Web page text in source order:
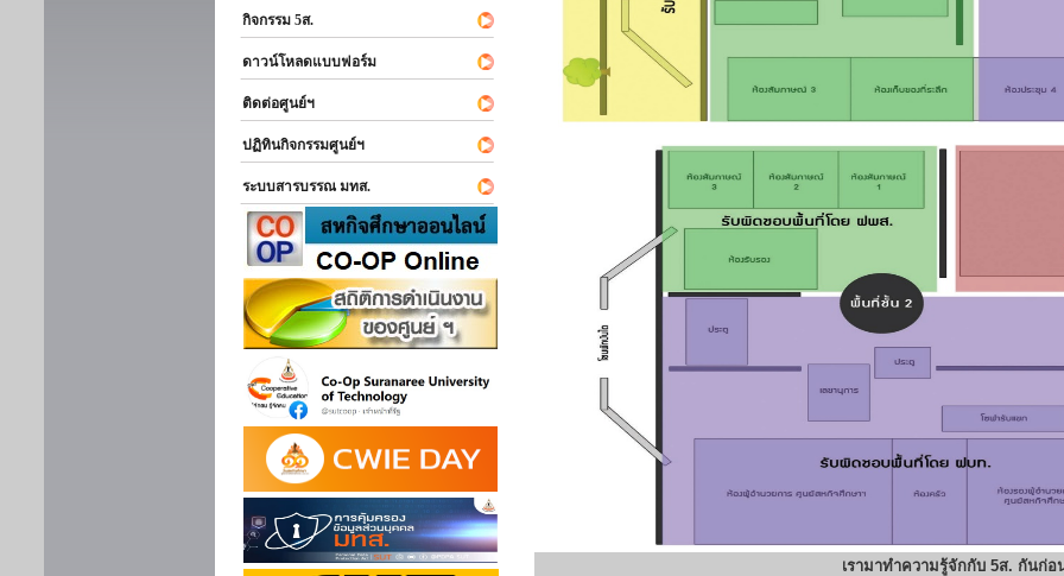
กิจกรรม 5ส.
ดาวน์โหลดแบบฟอร์ม
ติดต่อศูนย์ฯ
ปฏิทินกิจกรรมศูนย์ฯ
ระบบสารบรรณ มทส.
เรามาทำความรู้จักกับ 5ส. กันก่อ